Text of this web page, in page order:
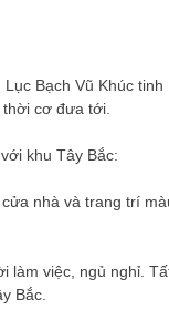
Bạch Vũ Khúc tinh
cơ đưa tới.
khu Tây Bắc:
nhà và trang trí
làm việc, ngủ nghỉ.
Bắc.